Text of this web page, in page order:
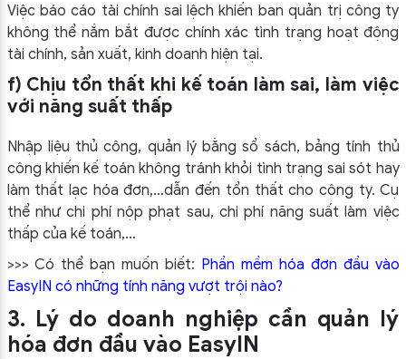
Việc báo cáo tài chính sai lệch khiến ban quản trị công ty
không thể nắm bắt được chính xác tình trạng hoạt động
tài chính, sản xuất, kinh doanh hiện tại.
f) Chịu tổn thất khi kế toán làm sai, làm việc
với năng suất thấp
Nhập liệu thủ công, quản lý bằng sổ sách, bảng tính thủ
công khiến kế toán không tránh khỏi tình trạng sai sót hay
làm thất lạc hóa đơn,…dẫn đến tổn thất cho công ty. Cụ
thể như chi phí nộp phạt sau, chi phí năng suất làm việc
thấp của kế toán,…
>>> Có thể bạn muốn biết: Phần mềm hóa đơn đầu vào
EasyIN có những tính năng vượt trội nào?
3. Lý do doanh nghiệp cần quản lý
hóa đơn đầu vào EasyIN